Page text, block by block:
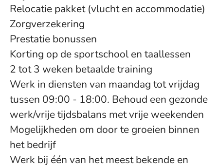
Relocatie pakket (vlucht en accommodatie)
Zorgverzekering
Prestatie bonussen
Korting op de sportschool en taallessen
2 tot 3 weken betaalde training
Werk in diensten van maandag tot vrijdag
tussen 09:00 - 18:00. Behoud een gezonde
werk/vrije tijdsbalans met vrije weekenden
Mogelijkheden om door te groeien binnen
het bedrijf
Werk bij één van het meest bekende en